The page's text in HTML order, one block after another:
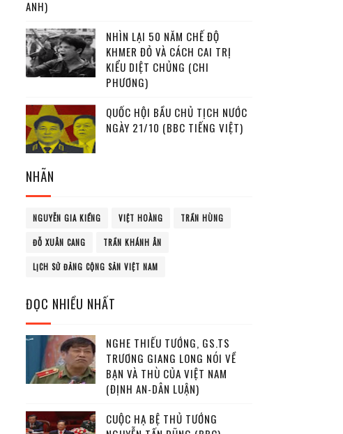
ANH)
NHÌN LẠI 50 NĂM CHẾ ĐỘ
KHMER ĐỎ VÀ CÁCH CAI TRỊ
KIỂU DIỆT CHỦNG (CHI
PHƯƠNG)
QUỐC HỘI BẦU CHỦ TỊCH NƯỚC
NGÀY 21/10 (BBC TIẾNG VIỆT)
NHÃN
NGUYỄN GIA KIỂNG VIỆT HOÀNG TRẦN HÙNG
ĐỖ XUÂN CANG TRẦN KHÁNH ÂN
LỊCH SỬ ĐẢNG CỘNG SẢN VIỆT NAM
ĐỌC NHIỀU NHẤT
NGHE THIẾU TƯỚNG, GS.TS
TRƯƠNG GIANG LONG NÓI VỀ
BẠN VÀ THÙ CỦA VIỆT NAM
(ĐỊNH AN-DÂN LUẬN)
CUỘC HẠ BỆ THỦ TƯỚNG